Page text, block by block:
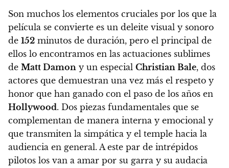
Son muchos los elementos cruciales por los que la
película se convierte es un deleite visual y sonoro
de 152 minutos de duración, pero el principal de
ellos lo encontramos en las actuaciones sublimes
de Matt Damon y un especial Christian Bale, dos
actores que demuestran una vez más el respeto y
honor que han ganado con el paso de los años en
Hollywood. Dos piezas fundamentales que se
complementan de manera interna y emocional y
que transmiten la simpática y el temple hacia la
audiencia en general. A este par de intrépidos
pilotos los van a amar por su garra y su audacia